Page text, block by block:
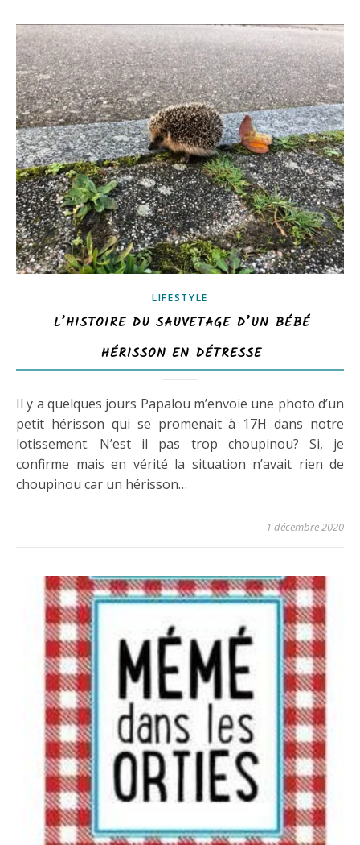
LIFESTYLE
L’HISTOIRE DU SAUVETAGE D’UN BÉBÉ
HÉRISSON EN DÉTRESSE
Il y a quelques jours Papalou m’envoie une photo d’un
petit hérisson qui se promenait à 17H dans notre
lotissement. N’est il pas trop choupinou? Si, je
confirme mais en vérité la situation n’avait rien de
choupinou car un hérisson…
1 décembre 2020